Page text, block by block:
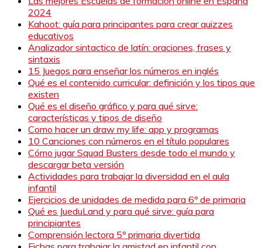
2024
Kahoot: guía para principantes para crear quizzes
educativos
Analizador sintactico de latín: oraciones, frases y
sintaxis
15 Juegos para enseñar los números en inglés
Qué es el contenido curricular: definición y los tipos que
existen
Qué es el diseño gráfico y para qué sirve:
características y tipos de diseño
Como hacer un draw my life: app y programas
10 Canciones con números en el título populares
Cómo jugar Squad Busters desde todo el mundo y
descargar beta versión
Actividades para trabajar la diversidad en el aula
infantil
Ejercicios de unidades de medida para 6º de primaria
Qué es JueduLand y para qué sirve: guía para
principiantes
Comprensión lectora 5º primaria divertida